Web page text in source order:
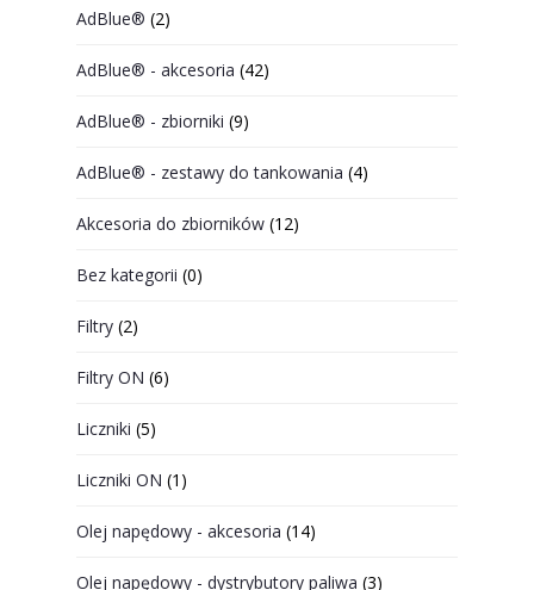
AdBlue® (2)
AdBlue® - akcesoria (42)
AdBlue® - zbiorniki (9)
AdBlue® - zestawy do tankowania (4)
Akcesoria do zbiorników (12)
Bez kategorii (0)
Filtry (2)
Filtry ON (6)
Liczniki (5)
Liczniki ON (1)
Olej napędowy - akcesoria (14)
Olej napędowy - dystrybutory paliwa (3)